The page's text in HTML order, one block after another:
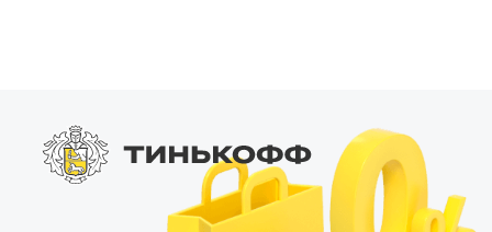
стильный дизайн для вашего авто.